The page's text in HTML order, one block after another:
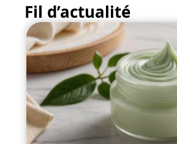
Fil d’actualité